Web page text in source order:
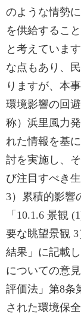
のような情勢
を供給するこ
と考えていま
な点もあり、
りますが、本
環境影響の回
称）浜里風力
れた情報を基
討を実施し、
び注目すべき
3）累積的影響
「10.1.6 景観
要な眺望景観
結果」に記載
についての意
評価法」第8条
された環境保